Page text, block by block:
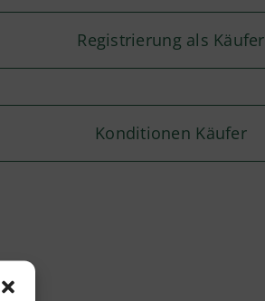
Registrierung als Käufer
Konditionen Käufer